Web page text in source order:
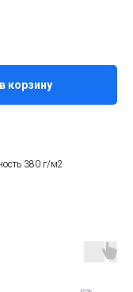
корзину
380 г/м2